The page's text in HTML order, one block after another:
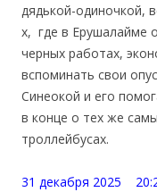
дядькой-одиночкой,
х, где в Ерушалайме
черных работах,
вспоминать свои
Синеокой и его
в конце о тех же
троллейбусах.
31 декабря 2025